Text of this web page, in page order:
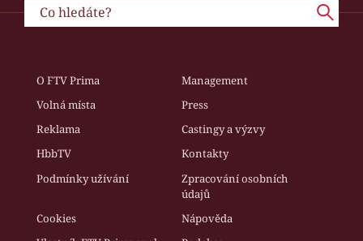
O FTV Prima
Management
Volná místa
Press
Reklama
Castingy a výzvy
HbbTV
Kontakty
Podmínky užívání
Zpracování osobních
údajů
Cookies
Nápověda